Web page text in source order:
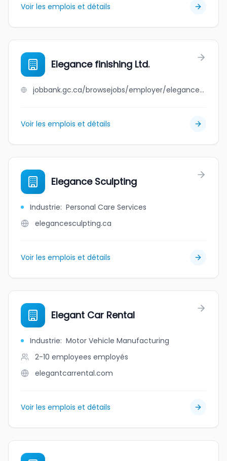
Voir les emplois et détails
Elegance finishing Ltd.
jobbank.gc.ca/browsejobs/employer/elegance+finishing+ltd./ca
Voir les emplois et détails
Elegance Sculpting
Industrie: Personal Care Services
elegancesculpting.ca
Voir les emplois et détails
Elegant Car Rental
Industrie: Motor Vehicle Manufacturing
2-10 employees employés
elegantcarrental.com
Voir les emplois et détails